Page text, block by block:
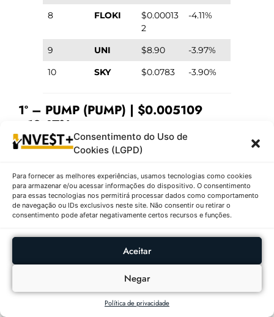
Consentimento do Uso de
Cookies (LGPD)
Para fornecer as melhores experiências, usamos tecnologias como cookies
para armazenar e/ou acessar informações do dispositivo. O consentimento
para essas tecnologias nos permitirá processar dados como comportamento
de navegação ou IDs exclusivos neste site. Não consentir ou retirar o
consentimento pode afetar negativamente certos recursos e funções.
Aceitar
Negar
Política de privacidade
8
FLOKI
$0.00013
2
-4.11%
9 UNI $8.90
-3.97%
10
SKY $0.0783 -3.90%
1º – PUMP (PUMP) | $0.005109
↓-13.67%
Descrição:A criptomoeda
preço de$0.005109e uma variação negativa
de↓-13.67%nas últimas 24 horas. Essa
criptomoeda parece ser menos conhecida no
mercado, e informações detalhadas sobre sua
tecnologia ou uso específico são limitadas. No
entanto, sua inclusão na lista sugere que ela
está sendo negociada ativamente, embora com
uma volatilidade significativa. Investidores
devem estar cientes de que criptomoedas com
baixo valor e alta volatilidade podem oferecer